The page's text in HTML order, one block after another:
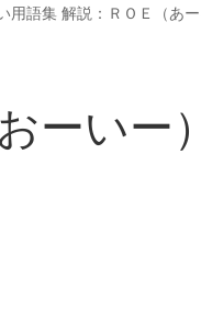
用語集 解説：ＲＯＥ（あー
ーいー）